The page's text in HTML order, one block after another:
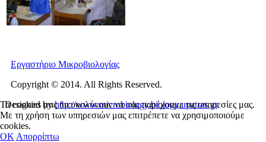
Εργαστήριο Μικροβιολογίας
Copyright © 2014. All Rights Reserved.
Designed byhttp://www.microbiology.biology.upatras.gr.
Τα cookies μας διευκολύνουν να σας παρέχουμε τις υπηρεσίες μας.
Με τη χρήση των υπηρεσιών μας επιτρέπετε να χρησιμοποιούμε
cookies.
OΚ Απορρίπτω